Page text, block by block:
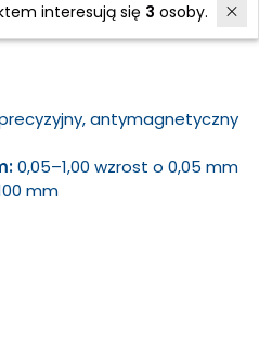
antymagnetyczny
0,05–1,00 wzrost o 0,05 mm
mm
interesują się 3 osoby.